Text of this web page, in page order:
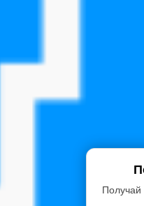
Получай